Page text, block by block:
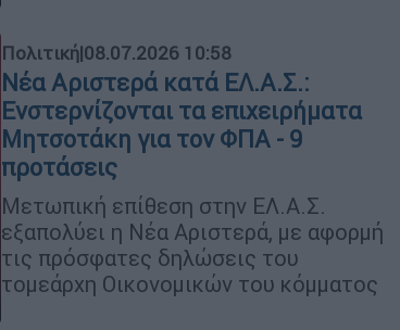
Πολιτική|08.07.2026 10:58
Νέα Αριστερά κατά ΕΛ.Α.Σ.:
Ενστερνίζονται τα επιχειρήματα
Μητσοτάκη για τον ΦΠΑ - 9
προτάσεις
Μετωπική επίθεση στην ΕΛ.Α.Σ.
εξαπολύει η Νέα Αριστερά, με αφορμή
τις πρόσφατες δηλώσεις του
τομεάρχη Οικονομικών του κόμματος